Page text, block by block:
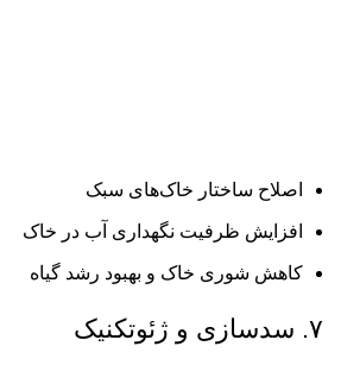
اصلاح ساختار خاک‌های سبک
افزایش ظرفیت نگهداری آب در خاک
کاهش شوری خاک و بهبود رشد گیاه
۷. سدسازی و ژئوتکنیک